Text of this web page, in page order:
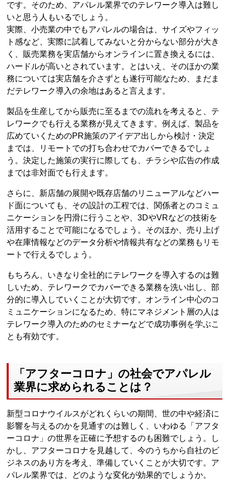
です。そのため、アパレル業界でのテレワーク導入は難し
いと思う人もいるでしょう。
実際、小売業の中でもアパレルの場合は、サイズやフィッ
ト感など、実際に試着してみないと分からない部分が大き
く、販売業務を実店舗からオンラインに置き換えるには、
ハードルが高いとされています。とはいえ、そのほかの業
務については実店舗を介さずとも遂行可能なため、まだま
だテレワーク導入の余地はあると言えます。
製品を生産してから販売に至るまでの流れを考えると、テ
レワークでも行える業務が見えてきます。例えば、製品を
広めていくためのPR施策のアイデア出しから検討・決定
までは、リモートでの打ち合わせでカバーできるでしょ
う。決定した施策の実行に際しても、チラシや広告の作成
までは非対面でも行えます。
さらに、新店舗の展開や既存店舗のリニューアルなどハー
ド面についても、その設計の工程では、関係者とのコミュ
ニケーションを円滑に行うことや、3DやVRなどの技術を
活用することで可能になるでしょう。そのほか、売り上げ
や在庫情報などのデータ分析や情報共有などの業務もリモ
ートで行えるでしょう。
もちろん、いきなり全社的にテレワークを導入するのは難
しいため、テレワークでカバーできる業務を洗い出し、部
分的に導入していくことが大切です。オンライン中心のコ
ミュニケーションになるため、特にマネジメント層の人は
テレワーク導入のためのセミナーなどで成功事例を学ぶこ
とも有効です。
「アフターコロナ」の社会でアパレル
業界に求められることは？
新型コロナウイルスがどれくらいの期間、世の中や経済に
影響を与えるのかを見通すのは難しく、いわゆる「アフタ
ーコロナ」の世界を正確に予想するのも困難でしょう。し
かし、アフターコロナを見越して、今のうちから自社のビ
ジネスのあり方を考え、準備していくことが大切です。ア
パレル業界では、どのような変化が効果的でしょうか。